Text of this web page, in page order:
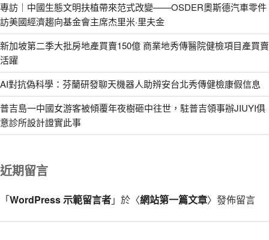
專訪｜中國生態文明扶植帶來范式改變——OSDER奧斯德汽車零件
訪美國經濟趨向基金會主席杰里米·里夫金
新加坡第二季大批房地產買賣150億 商業地秀傳醫院健檢項目產買賣
活躍
AI對抗偽科學：芬蘭研發聊天機器人助辨安台北秀傳健檢康假信息
普吉島一中國女游客被傾覆年夜樹砸中往世，駐普吉領事辦JIUYI俱
意診所設計證實此事
近期留言
「WordPress 示範留言者」於〈網站第一篇文章〉發佈留言